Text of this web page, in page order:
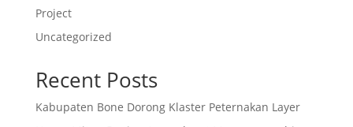
Project
Uncategorized
Recent Posts
Kabupaten Bone Dorong Klaster Peternakan Layer